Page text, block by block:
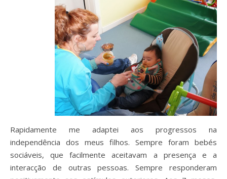
Rapidamente me adaptei aos progressos na
independência dos meus filhos. Sempre foram bebés
sociáveis, que facilmente aceitavam a presença e a
interacção de outras pessoas. Sempre responderam